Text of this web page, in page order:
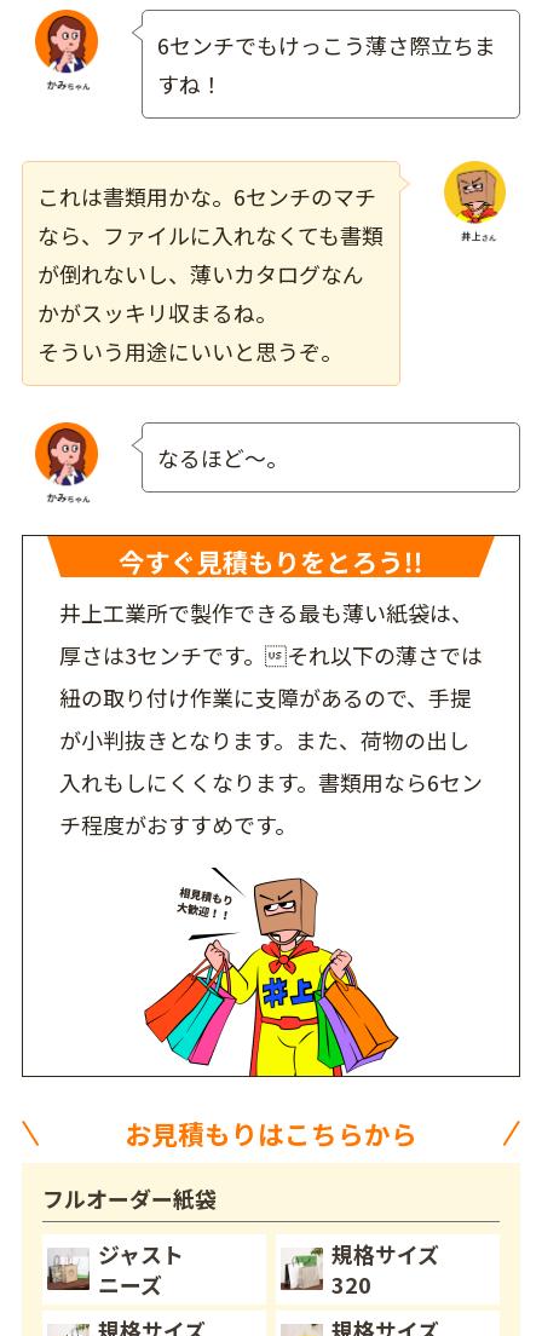
6センチでもけっこう薄さ際立ちま
すね！
これは書類用かな。6センチのマチ
なら、ファイルに入れなくても書類
が倒れないし、薄いカタログなん
かがスッキリ収まるね。
そういう用途にいいと思うぞ。
なるほど～。
井上工業所で製作できる最も薄い紙袋は、
厚さは3センチです。それ以下の薄さでは
紐の取り付け作業に支障があるので、手提
が小判抜きとなります。また、荷物の出し
入れもしにくくなります。書類用なら6セン
チ程度がおすすめです。
お見積もりはこちらから
フルオーダー紙袋
ジャスト
ニーズ
規格サイズ
320